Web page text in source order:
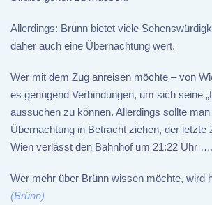
Allerdings: Brünn bietet viele
daher auch eine Übernachtung wert.
Wer mit dem Zug anreisen möchte – von
es genügend Verbindungen, um sich seine
aussuchen zu können. Allerdings sollte man
Übernachtung in Betracht ziehen, der letzte
Wien verlässt den Bahnhof um 21:22 Uhr ….
Wer mehr über Brünn wissen möchte, wird
(Brünn)